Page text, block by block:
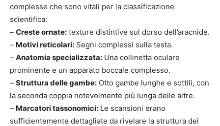
complesse che sono vitali per la classificazione
scientifica:
– Creste ornate: texture distintive sul dorso dell’aracnide.
– Motivi reticolari: Segni complessi sulla testa.
– Anatomia specializzata: Una collinetta oculare
prominente e un apparato boccale complesso.
– Struttura delle gambe: Otto gambe lunghe e sottili, con
la seconda coppia notevolmente più lunga delle altre.
– Marcatori tassonomici: Le scansioni erano
sufficientemente dettagliate da rivelare la struttura dei